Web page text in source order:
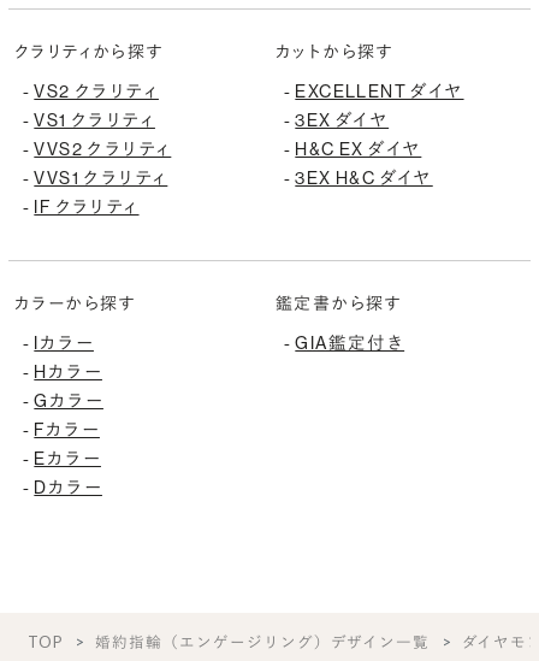
クラリティから探す
-VS2 クラリティ
-VS1 クラリティ
-VVS2 クラリティ
-VVS1 クラリティ
-
IF クラリティ
カットから探す
- EXCELLENT ダイヤ
-3EX ダイヤ
- H&C EX ダイヤ
-3EX H&C ダイヤ
カラーから探す
-
Iカラー
- Hカラー
-Gカラー
- Fカラー
- Eカラー
- Dカラー
鑑定書から探す
-GIA鑑定付き
TOP 婚約指輪（エンゲージリング）デザイン一覧 ダイヤモ